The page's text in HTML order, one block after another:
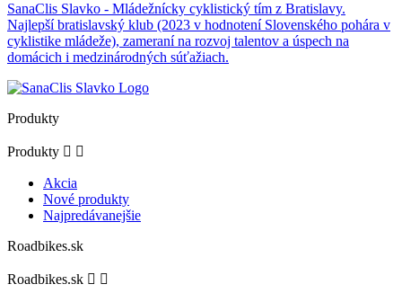
SanaClis Slavko - Mládežnícky cyklistický tím z Bratislavy.
Najlepší bratislavský klub (2023 v hodnotení Slovenského pohára v
cyklistike mládeže), zameraní na rozvoj talentov a úspech na
domácich i medzinárodných súťažiach.
Produkty
Produkty  
Akcia
Nové produkty
Najpredávanejšie
Roadbikes.sk
Roadbikes.sk  